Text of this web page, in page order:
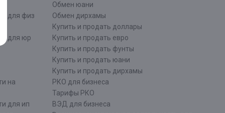
для физ
для юр
на
для ип
Обмен юани
Обмен дирхамы
Купить и продать доллары
Купить и продать евро
Купить и продать фунты
Купить и продать юани
Купить и продать дирхамы
РКО для бизнеса
Тарифы РКО
ВЭД для бизнеса